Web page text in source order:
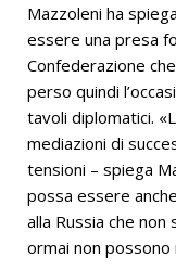
Mazzoleni ha
essere una presa
Confederazione
perso quindi
tavoli diplomatici.
mediazioni di
tensioni – spiega
possa essere
alla Russia che
ormai non possono